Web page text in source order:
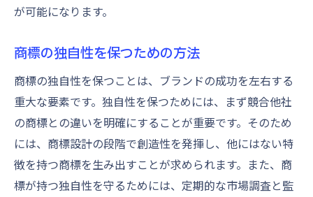
が可能になります。
商標の独自性を保つための方法
商標の独自性を保つことは、ブランドの成功を左右する
重大な要素です。独自性を保つためには、まず競合他社
の商標との違いを明確にすることが重要です。そのため
には、商標設計の段階で創造性を発揮し、他にはない特
徴を持つ商標を生み出すことが求められます。また、商
標が持つ独自性を守るためには、定期的な市場調査と監